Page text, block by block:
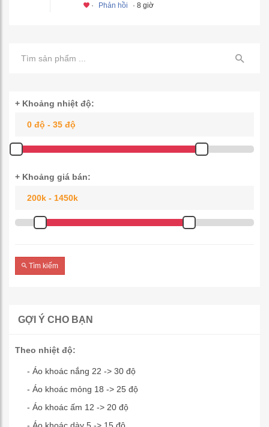
· Phản hồi · 8 giờ
+ Khoảng nhiệt độ:
+ Khoảng giá bán:
Tìm kiếm
GỢI Ý CHO BẠN
Theo nhiệt độ:
- Áo khoác nắng 22 -> 30 độ
- Áo khoác mỏng 18 -> 25 độ
- Áo khoác ấm 12 -> 20 độ